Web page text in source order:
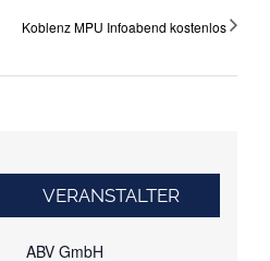
Koblenz MPU Infoabend kostenlos
VERANSTALTER
ABV GmbH